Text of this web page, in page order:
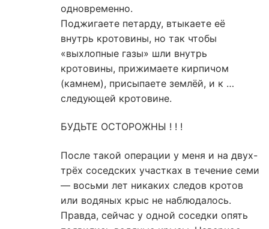
одновременно.
Поджигаете петарду, втыкаете её
внутрь кротовины, но так чтобы
«выхлопные газы» шли внутрь
кротовины, прижимаете кирпичом
(камнем), присыпаете землёй, и к …
следующей кротовине.
БУДЬТЕ ОСТОРОЖНЫ ! ! !
После такой операции у меня и на двух-
трёх соседских участках в течение семи
— восьми лет никаких следов кротов
или водяных крыс не наблюдалось.
Правда, сейчас у одной соседки опять